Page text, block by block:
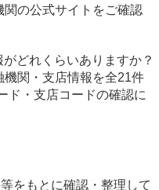
の公式サイトをご確認
どれくらいありますか？
関・支店情報を全21件
ド・支店コードの確認に
をもとに確認・整理して